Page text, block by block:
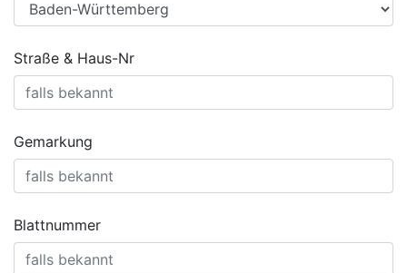
Straße & Haus-Nr
Gemarkung
Blattnummer